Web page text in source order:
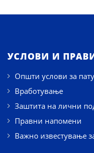
УСЛОВИ И
Општи услови за
Вработување
Заштита на лични
Правни напомени
Важно известување